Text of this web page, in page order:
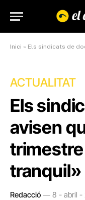
Inici » Els sindicats de
ACTUALITAT
Els
avisen
tranquil»
Redacció 8 - abril -